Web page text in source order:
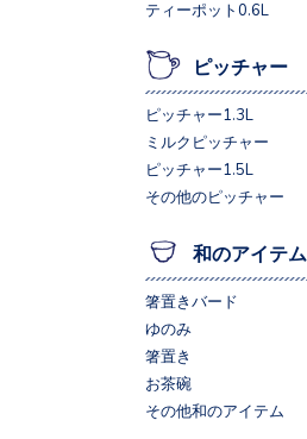
ティーポット0.6L
ピッチャー
ピッチャー1.3L
ミルクピッチャー
ピッチャー1.5L
その他のピッチャー
和のアイテム
箸置きバード
ゆのみ
箸置き
お茶碗
その他和のアイテム